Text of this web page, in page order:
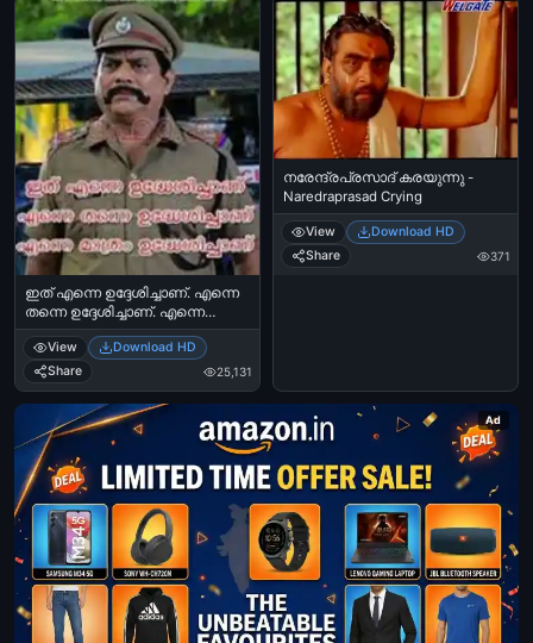
ഇത് എന്നെ ഉദ്ദേശിച്ചാണ്. എന്നെ
തന്നെ ഉദ്ദേശിച്ചാണ്. എന്നെ
മാത്രം ഉദ്ദേശിച്ചാണ് - ജഗതി
ശ്രീകുമാര്‍ - സിഐഡി മൂസ -
Ithu enne udheshichanu. Enne
thanne udheshichanu. Enne
maathram udheshichanu - Jagathi
Sreekumar in CID Moosa
View
Download HD
Share
25,131
നരേന്ദ്രപ്രസാദ് കരയുന്നു -
Naredraprasad Crying
View
Download HD
Share
371
Ad